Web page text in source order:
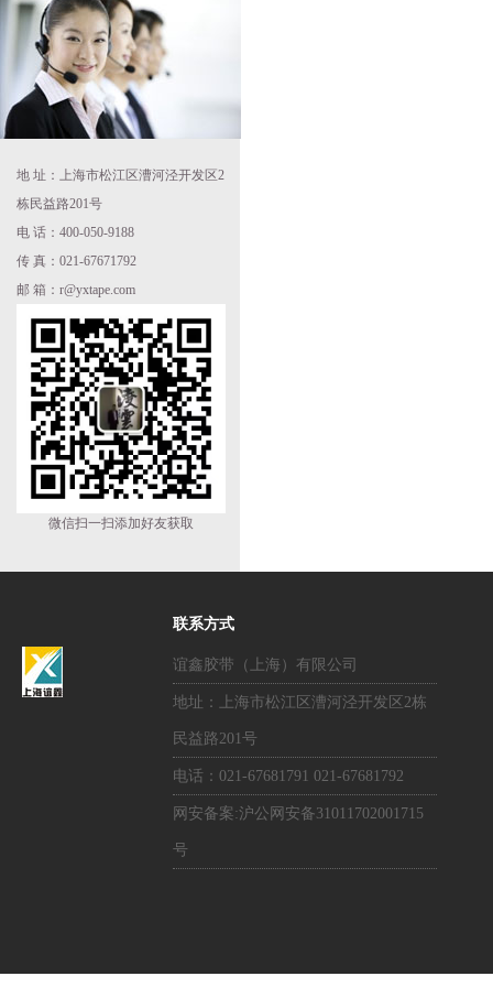
地 址：上海市松江区漕河泾开发区2
栋民益路201号
电 话：400-050-9188
传 真：021-67671792
邮 箱：r@yxtape.com
微信扫一扫添加好友获取
联系方式
谊鑫胶带（上海）有限公司
地址：上海市松江区漕河泾开发区2栋
民益路201号
电话：021-67681791 021-67681792
网安备案:沪公网安备31011702001715
号